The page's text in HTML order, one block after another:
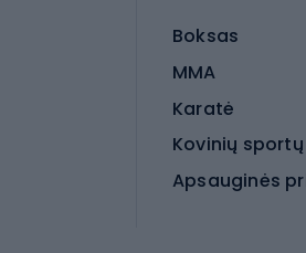
Boksas
MMA
Karatė
Kovinių